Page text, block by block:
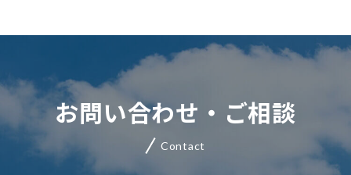
Contact
お問い合わせ・ご相談